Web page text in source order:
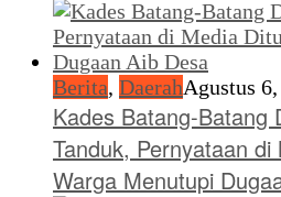
Berita, DaerahAgustus
Kades Batang-Batang
Tanduk, Pernyataan di
Warga Menutupi